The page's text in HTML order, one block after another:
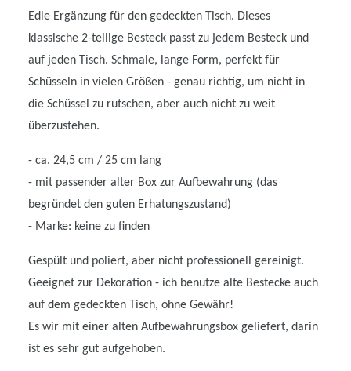
Edle Ergänzung für den gedeckten Tisch. Dieses
klassische 2-teilige Besteck passt zu jedem Besteck und
auf jeden Tisch. Schmale, lange Form, perfekt für
Schüsseln in vielen Größen - genau richtig, um nicht in
die Schüssel zu rutschen, aber auch nicht zu weit
überzustehen.
- ca. 24,5 cm / 25 cm lang
- mit passender alter Box zur Aufbewahrung (das
begründet den guten Erhatungszustand)
- Marke: keine zu finden
Gespült und poliert, aber nicht professionell gereinigt.
Geeignet zur Dekoration - ich benutze alte Bestecke auch
auf dem gedeckten Tisch, ohne Gewähr!
Es wir mit einer alten Aufbewahrungsbox geliefert, darin
ist es sehr gut aufgehoben.